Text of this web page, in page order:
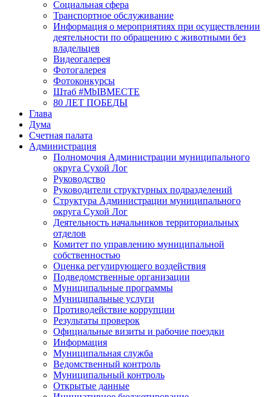
Социальная сфера
Транспортное обслуживание
Информация о мероприятиях при осуществлении
деятельности по обращению с животными без
владельцев
Видеогалерея
Фотогалерея
Фотоконкурсы
Штаб #MbIBMECTE
80 ЛЕТ ПОБЕДЫ
Глава
Дума
Счетная палата
Администрация
Полномочия Администрации муниципального
округа Сухой Лог
Руководство
Руководители структурных подразделений
Структура Администрации муниципального
округа Сухой Лог
Деятельность начальников территориальных
отделов
Комитет по управлению муниципальной
собственностью
Оценка регулирующего воздействия
Подведомственные организации
Муниципальные программы
Муниципальные услуги
Противодействие коррупции
Результаты проверок
Официальные визиты и рабочие поездки
Информация
Муниципальная служба
Ведомственный контроль
Муниципальный контроль
Открытые данные